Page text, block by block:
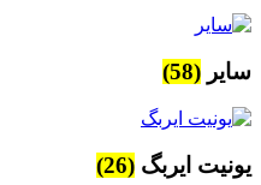
سایر (58)
یونیت ایربگ (26)